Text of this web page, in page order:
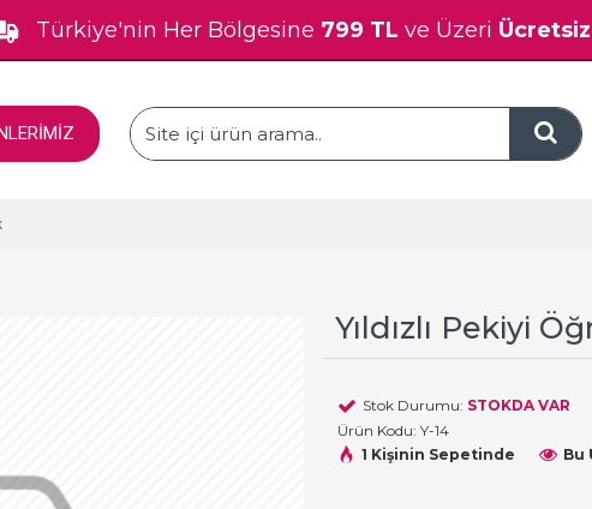
Türkiye'nin Her Bölgesine 799 TL ve Üzeri
Yıldızlı Pekiyi
Stok Durumu: STOKDA VAR
Ürün Kodu: Y-14
1 Kişinin Sepetinde
Bu